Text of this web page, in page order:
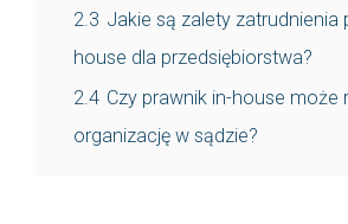
2.3 Jakie są zalety zatrudnienia
house dla przedsiębiorstwa?
2.4 Czy prawnik in-house może
organizację w sądzie?